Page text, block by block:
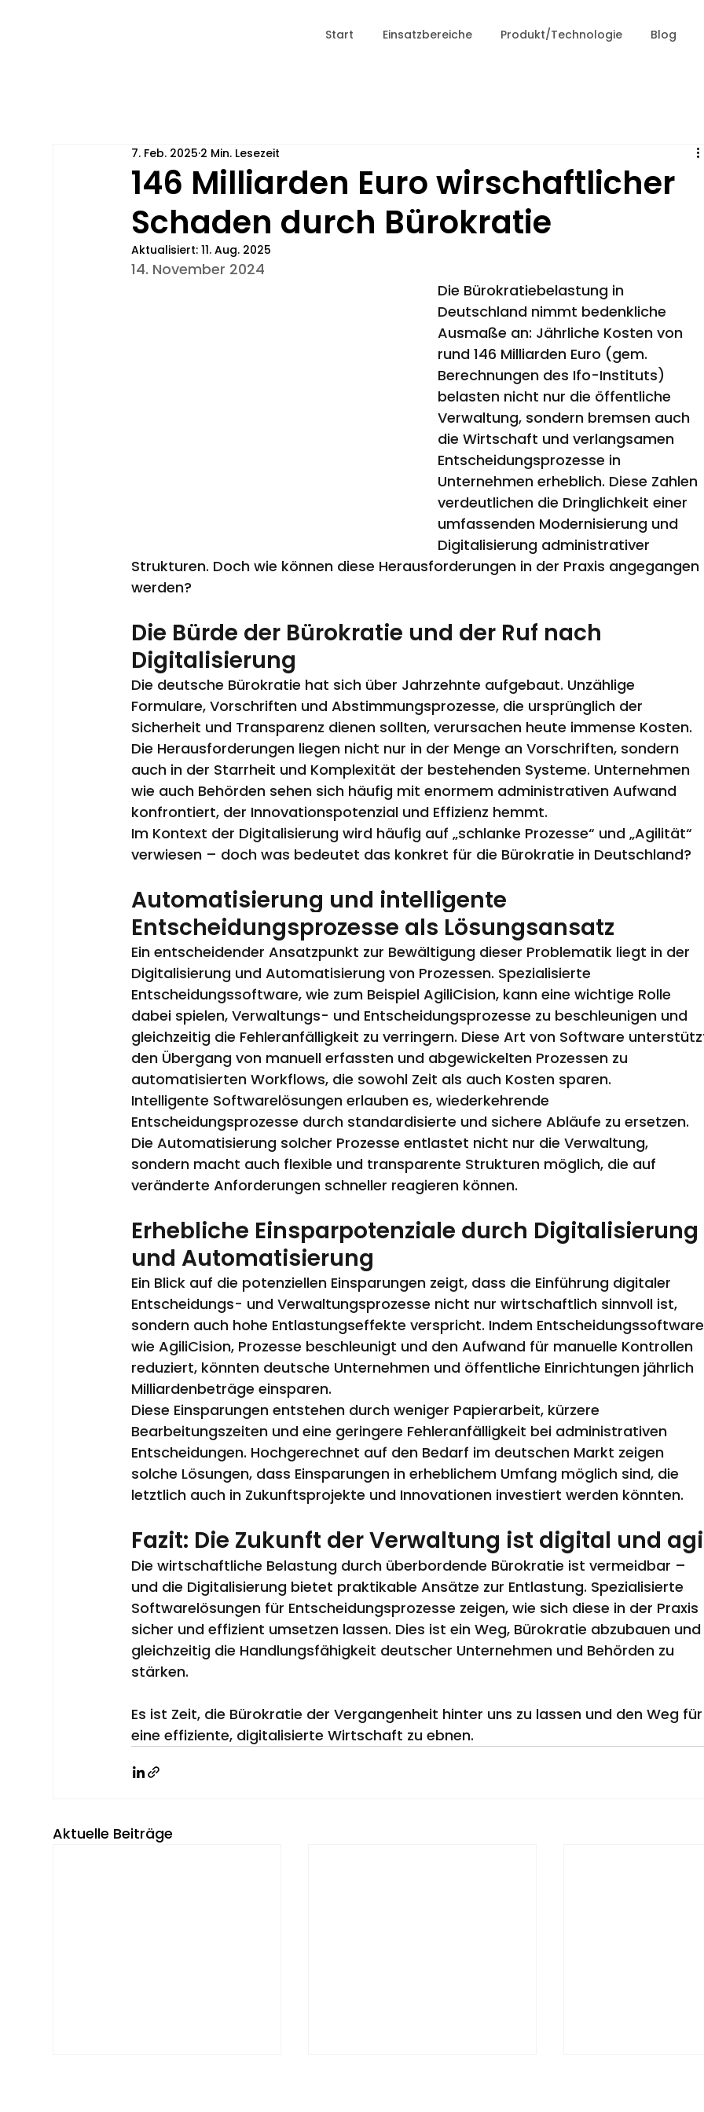
Start Einsatzbereiche Produkt/Technologie Blog
146 Milliarden Euro wirschaftlicher
Schaden durch Bürokratie
7. Feb. 2025 2 Min. Lesezeit
Aktualisiert:11. Aug. 2025
14. November 2024
Die Bürokratiebelastung in
Deutschland nimmt bedenkliche
Ausmaße an: Jährliche Kosten von
rund 146 Milliarden Euro (gem.
Berechnungen des Ifo-Instituts)
belasten nicht nur die öffentliche
Verwaltung, sondern bremsen auch
die Wirtschaft und verlangsamen
Entscheidungsprozesse in
Unternehmen erheblich. Diese Zahlen
verdeutlichen die Dringlichkeit einer
umfassenden Modernisierung und
Digitalisierung administrativer
Strukturen. Doch wie können diese Herausforderungen in der Praxis angegangen
werden?
Die Bürde der Bürokratie und der Ruf nach
Digitalisierung
Die deutsche Bürokratie hat sich über Jahrzehnte aufgebaut. Unzählige
Formulare, Vorschriften und Abstimmungsprozesse, die ursprünglich der
Sicherheit und Transparenz dienen sollten, verursachen heute immense Kosten.
Die Herausforderungen liegen nicht nur in der Menge an Vorschriften, sondern
auch in der Starrheit und Komplexität der bestehenden Systeme. Unternehmen
wie auch Behörden sehen sich häufig mit enormem administrativen Aufwand
konfrontiert, der Innovationspotenzial und Effizienz hemmt.
Im Kontext der Digitalisierung wird häufig auf „schlanke Prozesse“ und „Agilität“
verwiesen – doch was bedeutet das konkret für die Bürokratie in Deutschland?
Automatisierung und intelligente
Entscheidungsprozesse als Lösungsansatz
Ein entscheidender Ansatzpunkt zur Bewältigung dieser Problematik liegt in der
Digitalisierung und Automatisierung von Prozessen. Spezialisierte
Entscheidungssoftware, wie zum Beispiel AgiliCision, kann eine wichtige Rolle
dabei spielen, Verwaltungs- und Entscheidungsprozesse zu beschleunigen und
gleichzeitig die Fehleranfälligkeit zu verringern. Diese Art von Software
den Übergang von manuell erfassten und abgewickelten Prozessen zu
automatisierten Workflows, die sowohl Zeit als auch Kosten sparen.
Intelligente Softwarelösungen erlauben es, wiederkehrende
Entscheidungsprozesse durch standardisierte und sichere Abläufe zu ersetzen.
Die Automatisierung solcher Prozesse entlastet nicht nur die Verwaltung,
sondern macht auch flexible und transparente Strukturen möglich, die auf
veränderte Anforderungen schneller reagieren können.
Erhebliche Einsparpotenziale durch Digitalisierung
und Automatisierung
Ein Blick auf die potenziellen Einsparungen zeigt, dass die Einführung digitaler
Entscheidungs- und Verwaltungsprozesse nicht nur wirtschaftlich sinnvoll ist,
sondern auch hohe Entlastungseffekte verspricht. Indem
wie AgiliCision, Prozesse beschleunigt und den Aufwand für manuelle Kontrollen
reduziert, könnten deutsche Unternehmen und öffentliche Einrichtungen jährlich
Milliardenbeträge einsparen.
Diese Einsparungen entstehen durch weniger Papierarbeit, kürzere
Bearbeitungszeiten und eine geringere Fehleranfälligkeit bei administrativen
Entscheidungen. Hochgerechnet auf den Bedarf im deutschen Markt zeigen
solche Lösungen, dass Einsparungen in erheblichem Umfang möglich sind, die
letztlich auch in Zukunftsprojekte und Innovationen investiert werden könnten.
Fazit: Die Zukunft der Verwaltung ist digital und
Die wirtschaftliche Belastung durch überbordende Bürokratie ist vermeidbar –
und die Digitalisierung bietet praktikable Ansätze zur Entlastung. Spezialisierte
Softwarelösungen für Entscheidungsprozesse zeigen, wie sich diese in der Praxis
sicher und effizient umsetzen lassen. Dies ist ein Weg, Bürokratie abzubauen
gleichzeitig die Handlungsfähigkeit deutscher Unternehmen und Behörden zu
stärken.
Es ist Zeit, die Bürokratie der Vergangenheit hinter uns zu lassen und den Weg
eine effiziente, digitalisierte Wirtschaft zu ebnen.
Aktuelle Beiträge